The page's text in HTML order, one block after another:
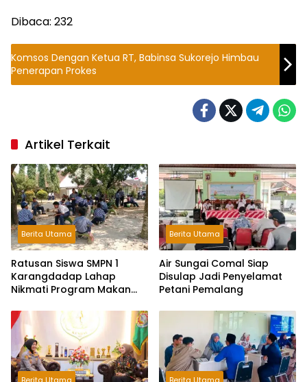
Dibaca: 232
Komsos Dengan Ketua RT, Babinsa Sukorejo Himbau
Penerapan Prokes
Artikel Terkait
Berita Utama
Ratusan Siswa SMPN 1
Karangdadap Lahap
Nikmati Program Makan
Berita Utama
Air Sungai Comal Siap
Disulap Jadi Penyelamat
Petani Pemalang